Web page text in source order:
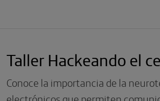
Taller Hackeando el
Conoce la importancia de la